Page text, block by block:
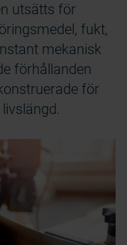
utsätts för
fukt,
mekanisk
förhållanden
för